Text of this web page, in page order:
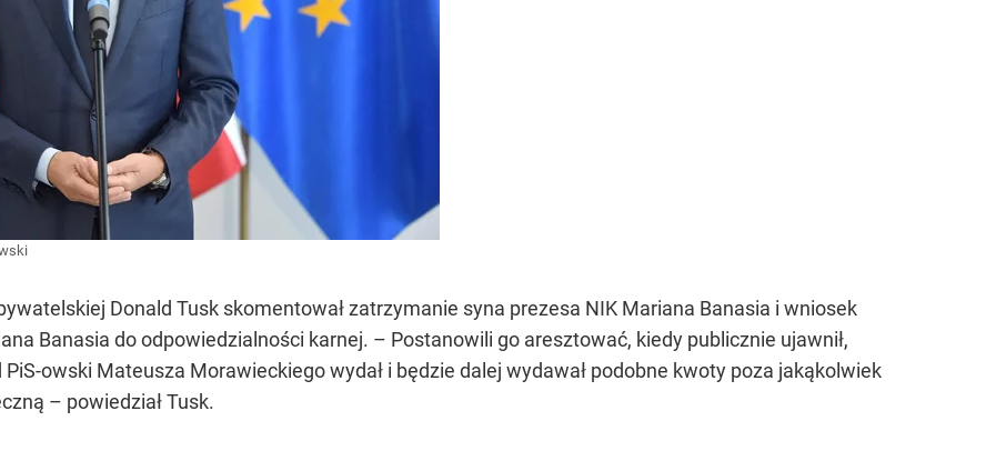
Donald Tusk skomentował zatrzymanie syna prezesa NIK Mariana Banasia i wniosek
Banasia do odpowiedzialności karnej. – Postanowili go aresztować, kiedy publicznie ujawnił,
owski Mateusza Morawieckiego wydał i będzie dalej wydawał podobne kwoty poza jakąkolwiek
– powiedział Tusk.